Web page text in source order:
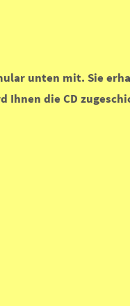
unten mit. Sie
Ihnen die CD